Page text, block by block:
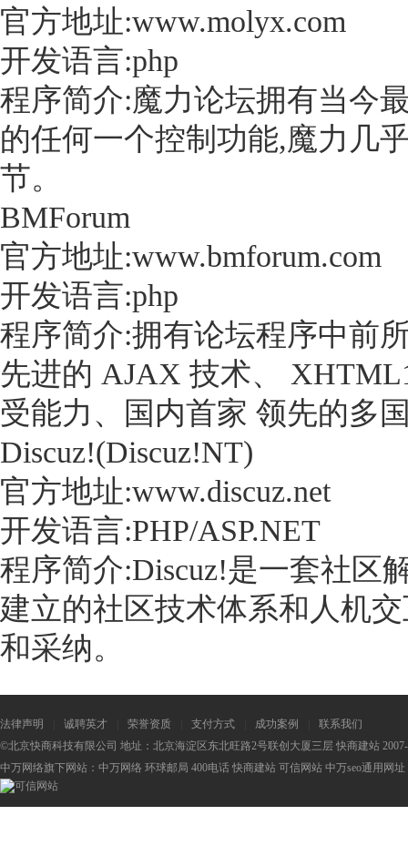
官方地址:www.molyx.com
开发语言:php
程序简介:魔力论坛拥有当今
的任何一个控制功能,魔力几
节。
BMForum
官方地址:www.bmforum.com
开发语言:php
程序简介:拥有论坛程序中前
先进的 AJAX 技术、
受能力、国内首家 领先的多
Discuz!(Discuz!NT)
官方地址:www.discuz.net
开发语言:PHP/ASP.NET
程序简介:Discuz!是一套社区
建立的社区技术体系和人机
和采纳。
法律声明 诚聘英才 荣誉资质 支付方式 成功案例
联系我们
©北京快商科技有限公司 地址：北京海淀区东北旺路2号联创大厦三层 快商建站
中万网络旗下网站： 中万网络 环球邮局 400电话 快商建站 可信网站 中万seo通用网址